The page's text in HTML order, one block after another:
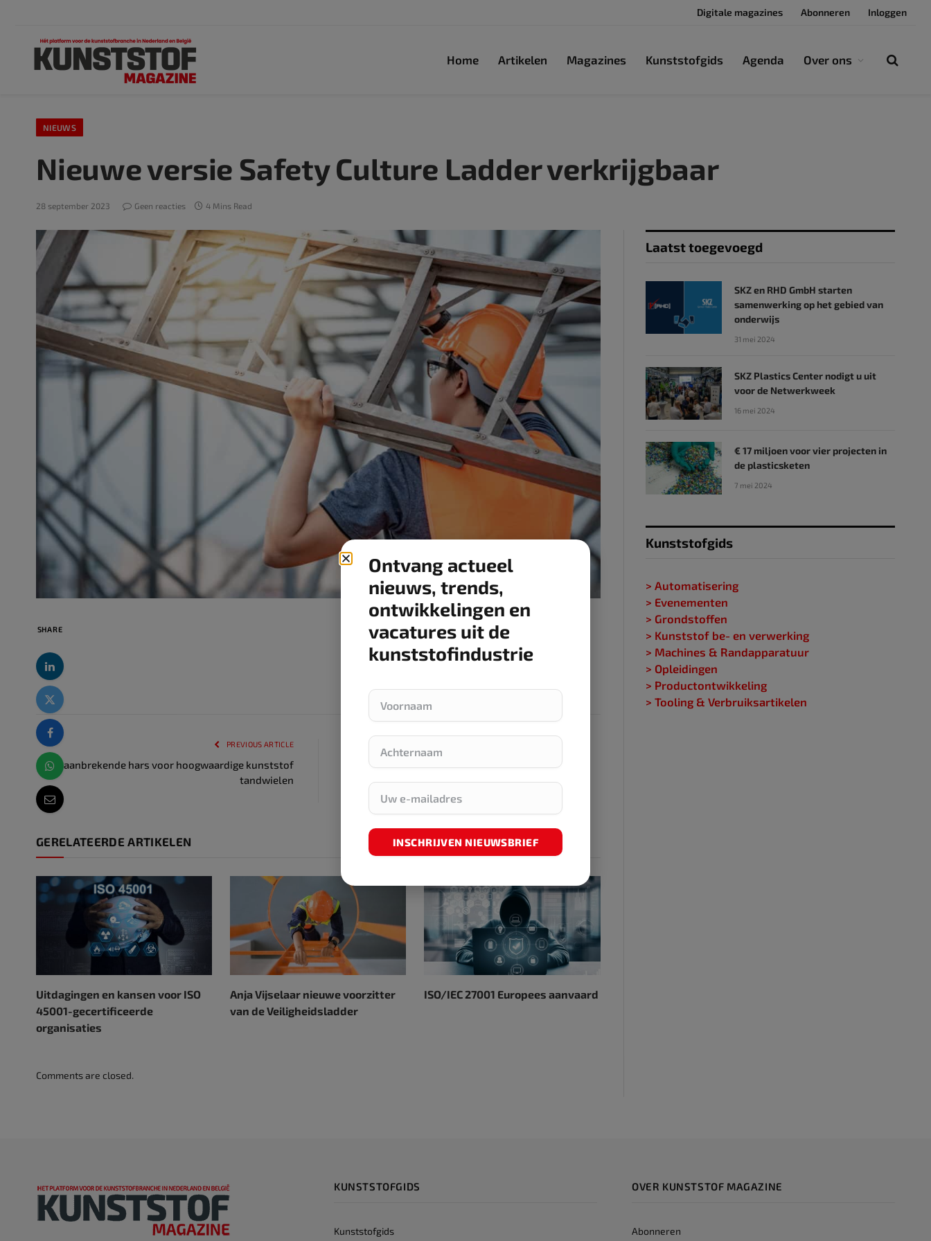
Digitale magazines Abonneren Inloggen
Home Artikelen Magazines Kunststofgids Agenda Over ons
NIEUWS
Nieuwe versie Safety Culture Ladder verkrijgbaar
28 september 2023 Geen reacties 4 Mins Read
SHARE
PREVIOUS ARTICLE
Baanbrekende hars voor hoogwaardige kunststof
tandwielen
Falende marktwerking maakt strenge wetgeving
noodzakelijk om plastic verpakkingen in 2030 te
kunnen recyclen
GERELATEERDE ARTIKELEN
Uitdagingen en kansen voor ISO
45001-gecertificeerde
organisaties
Anja Vijselaar nieuwe voorzitter
van de Veiligheidsladder
ISO/IEC 27001 Europees aanvaard
Comments are closed.
Laatst toegevoegd
SKZ en RHD GmbH starten
samenwerking op het gebied van
onderwijs
31 mei 2024
SKZ Plastics Center nodigt u uit
voor de Netwerkweek
16 mei 2024
€ 17 miljoen voor vier projecten in
de plasticsketen
7 mei 2024
Kunststofgids
> Automatisering
> Evenementen
> Grondstoffen
> Kunststof be- en verwerking
> Machines & Randapparatuur
> Opleidingen
> Productontwikkeling
> Tooling & Verbruiksartikelen
KUNSTSTOFGIDS
Kunststofgids
OVER KUNSTSTOF MAGAZINE
Abonneren
Ontvang actueel
nieuws, trends,
ontwikkelingen en
vacatures uit de
kunststofindustrie
INSCHRIJVEN NIEUWSBRIEF